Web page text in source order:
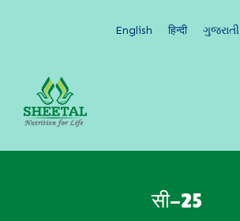
English हिन्दी ગુજરાતી
सी-25